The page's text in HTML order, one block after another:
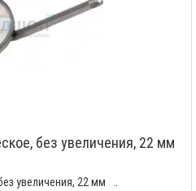
без увеличения, 22 мм
увеличения, 22 мм ..